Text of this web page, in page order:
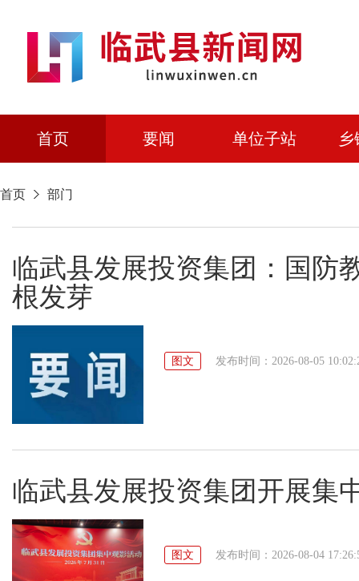
首页 要闻 单位子站
首页 部门
临武县发展投资集团：国防
根发芽
图文 发布时间：2026-08-05
临武县发展投资集团开展集
图文 发布时间：2026-08-04